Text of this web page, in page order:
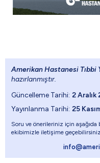
Amerikan Hastanesi Tıbbi
hazırlanmıştır.
Güncelleme Tarihi: 2 Aralık
Yayınlanma Tarihi: 25
Soru ve önerileriniz için
ekibimizle iletişime